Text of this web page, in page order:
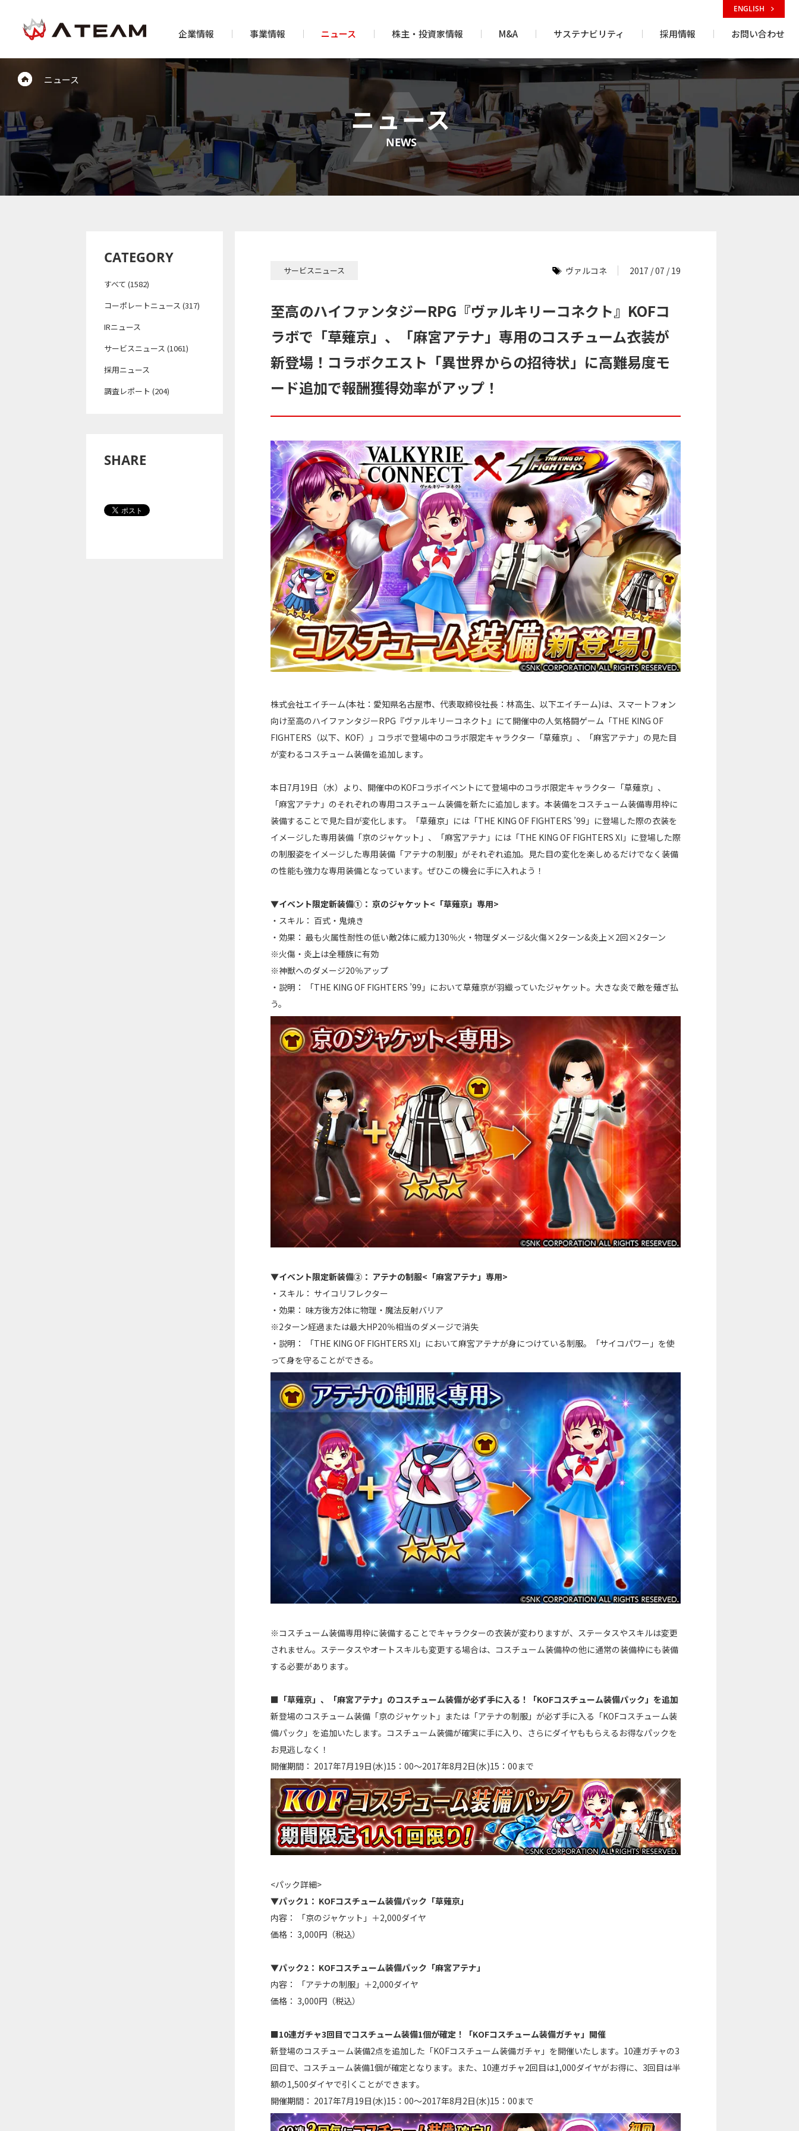
企業情報 事業情報 ニュース 株主・投資家情報 M&A サステナビリティ 採用情報 お問い合わせ
ENGLISH
ニュース
ニュース
NEWS
CATEGORY
すべて (1582)
コーポレートニュース (317)
IRニュース
サービスニュース (1061)
採用ニュース
調査レポート (204)
SHARE
サービスニュース ヴァルコネ 2017 / 07 / 19
至高のハイファンタジーRPG『ヴァルキリーコネクト』KOFコ
ラボで「草薙京」、「麻宮アテナ」専用のコスチューム衣装が
新登場！コラボクエスト「異世界からの招待状」に高難易度モ
ード追加で報酬獲得効率がアップ！
株式会社エイチーム(本社：愛知県名古屋市、代表取締役社長：林高生、以下エイチーム)は、スマートフォン
向け至高のハイファンタジーRPG『ヴァルキリーコネクト』にて開催中の人気格闘ゲーム「THE KING OF
FIGHTERS（以下、KOF）」コラボで登場中のコラボ限定キャラクター「草薙京」、「麻宮アテナ」の見た目
が変わるコスチューム装備を追加します。
本日7月19日（水）より、開催中のKOFコラボイベントにて登場中のコラボ限定キャラクター「草薙京」、
「麻宮アテナ」のそれぞれの専用コスチューム装備を新たに追加します。本装備をコスチューム装備専用枠に
装備することで見た目が変化します。「草薙京」には「THE KING OF FIGHTERS ’99」に登場した際の衣装を
イメージした専用装備「京のジャケット」、「麻宮アテナ」には「THE KING OF FIGHTERS XI」に登場した際
の制服姿をイメージした専用装備「アテナの制服」がそれぞれ追加。見た目の変化を楽しめるだけでなく装備
の性能も強力な専用装備となっています。ぜひこの機会に手に入れよう！
▼イベント限定新装備①： 京のジャケット<「草薙京」専用>
・スキル： 百式・鬼焼き
・効果： 最も火属性耐性の低い敵2体に威力130％火・物理ダメージ&火傷×2ターン&炎上×2回×2ターン
※火傷・炎上は全種族に有効
※神獣へのダメージ20％アップ
・説明： 「THE KING OF FIGHTERS ’99」において草薙京が羽織っていたジャケット。大きな炎で敵を薙ぎ払
う。
▼イベント限定新装備②： アテナの制服<「麻宮アテナ」専用>
・スキル： サイコリフレクター
・効果： 味方後方2体に物理・魔法反射バリア
※2ターン経過または最大HP20％相当のダメージで消失
・説明： 「THE KING OF FIGHTERS XI」において麻宮アテナが身につけている制服。「サイコパワー」を使
って身を守ることができる。
※コスチューム装備専用枠に装備することでキャラクターの衣装が変わりますが、ステータスやスキルは変更
されません。ステータスやオートスキルも変更する場合は、コスチューム装備枠の他に通常の装備枠にも装備
する必要があります。
■「草薙京」、「麻宮アテナ」のコスチューム装備が必ず手に入る！「KOFコスチューム装備パック」を追加
新登場のコスチューム装備「京のジャケット」または「アテナの制服」が必ず手に入る「KOFコスチューム装
備パック」を追加いたします。コスチューム装備が確実に手に入り、さらにダイヤももらえるお得なパックを
お見逃しなく！
開催期間： 2017年7月19日(水)15：00～2017年8月2日(水)15：00まで
<パック詳細>
▼パック1： KOFコスチューム装備パック「草薙京」
内容： 「京のジャケット」＋2,000ダイヤ
価格： 3,000円（税込）
▼パック2： KOFコスチューム装備パック「麻宮アテナ」
内容： 「アテナの制服」＋2,000ダイヤ
価格： 3,000円（税込）
■10連ガチャ3回目でコスチューム装備1個が確定！「KOFコスチューム装備ガチャ」開催
新登場のコスチューム装備2点を追加した「KOFコスチューム装備ガチャ」を開催いたします。10連ガチャの3
回目で、コスチューム装備1個が確定となります。また、10連ガチャ2回目は1,000ダイヤがお得に、3回目は半
額の1,500ダイヤで引くことができます。
開催期間： 2017年7月19日(水)15：00～2017年8月2日(水)15：00まで